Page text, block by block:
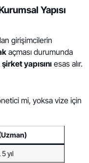
Yapısı
girişimcilerin
açması durumunda
şirket yapısını esas alır.
mi, yoksa vize için
yıl